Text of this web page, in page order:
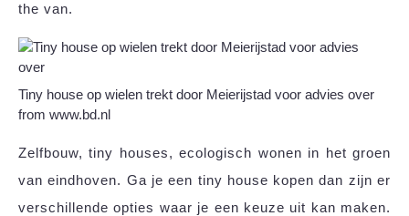
the van.
Tiny house op wielen trekt door Meierijstad voor advies over
from www.bd.nl
Zelfbouw, tiny houses, ecologisch wonen in het groen
van eindhoven. Ga je een tiny house kopen dan zijn er
verschillende opties waar je een keuze uit kan maken.